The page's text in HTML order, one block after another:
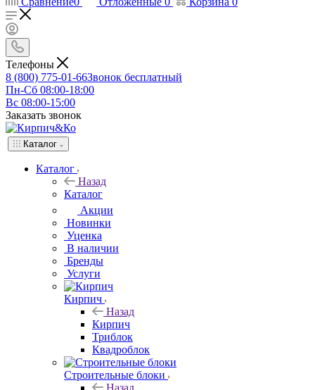
Телефоны
8 (800) 775-01-66Звонок бесплатный
Пн-Сб 08:00-18:00
Вс 08:00-15:00
Заказать звонок
Каталог
Каталог
Назад
Каталог
Акции
Новинки
Уценка
В наличии
Бренды
Услуги
Кирпич
Назад
Кирпич
Триблок
Квадроблок
Строительные блоки
Назад